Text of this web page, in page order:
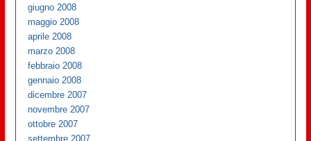
giugno 2008
maggio 2008
aprile 2008
marzo 2008
febbraio 2008
gennaio 2008
dicembre 2007
novembre 2007
ottobre 2007
settembre 2007